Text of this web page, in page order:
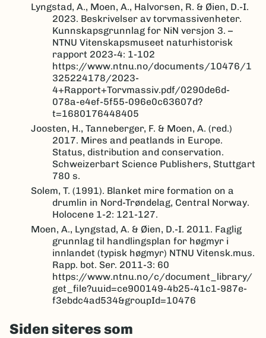
Lyngstad, A., Moen, A., Halvorsen, R. & Øien, D.-I.
2023. Beskrivelser av torvmassivenheter.
Kunnskapsgrunnlag for NiN versjon 3. –
NTNU Vitenskapsmuseet naturhistorisk
rapport 2023-4: 1-102
https://www.ntnu.no/documents/10476/1
325224178/2023-
4+Rapport+Torvmassiv.pdf/0290de6d-
078a-e4ef-5f55-096e0c63607d?
t=1680176448405
Joosten, H., Tanneberger, F. & Moen, A. (red.)
2017. Mires and peatlands in Europe.
Status, distribution and conservation.
Schweizerbart Science Publishers, Stuttgart
780 s.
Solem, T. (1991). Blanket mire formation on a
drumlin in Nord-Trøndelag, Central Norway.
Holocene 1-2: 121-127.
Moen, A., Lyngstad, A. & Øien, D.-I. 2011. Faglig
grunnlag til handlingsplan for høgmyr i
innlandet (typisk høgmyr) NTNU Vitensk.mus.
Rapp. bot. Ser. 2011-3: 60
https://www.ntnu.no/c/document_library/
get_file?uuid=ce900149-4b25-41c1-987e-
f3ebdc4ad534&groupId=10476
Siden siteres som